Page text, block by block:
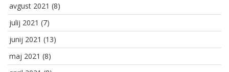
avgust 2021 (8)
julij 2021 (7)
junij 2021 (13)
maj 2021 (8)